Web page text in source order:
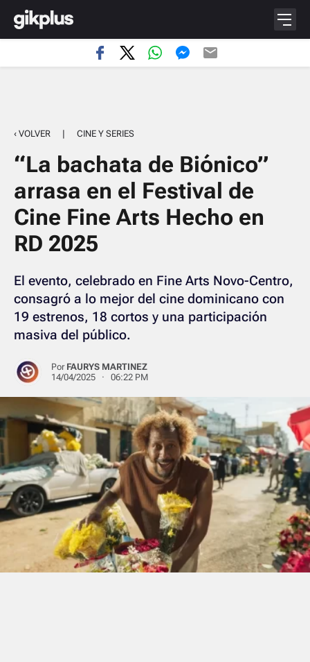
‹ VOLVER | CINE Y SERIES
“La bachata de Biónico”
arrasa en el Festival de
Cine Fine Arts Hecho en
RD 2025
El evento, celebrado en Fine Arts Novo-Centro,
consagró a lo mejor del cine dominicano con
19 estrenos, 18 cortos y una participación
masiva del público.
Por FAURYS MARTINEZ
14/04/2025 · 06:22 PM